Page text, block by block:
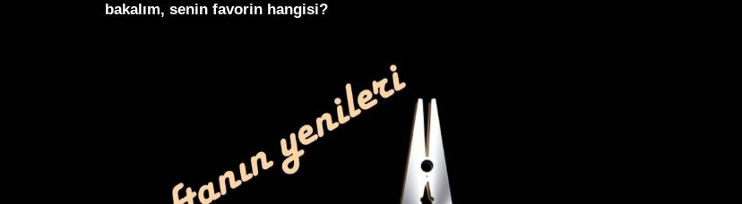
bakalım, senin favorin hangisi?